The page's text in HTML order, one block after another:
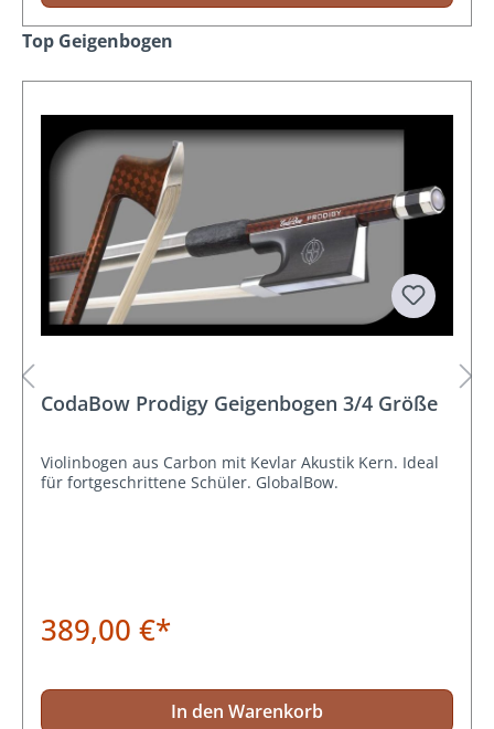
Produktgalerie überspringen
Top Geigenbogen
CodaBow Prodigy Geigenbogen 3/4 Größe
Violinbogen aus Carbon mit Kevlar Akustik Kern. Ideal
für fortgeschrittene Schüler. GlobalBow.
389,00 €*
In den Warenkorb